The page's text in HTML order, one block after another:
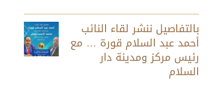
بالتفاصيل ننشر لقاء النائب
أحمد عبد السلام قورة … مع
رئيس مركز ومدينة دار
السلام